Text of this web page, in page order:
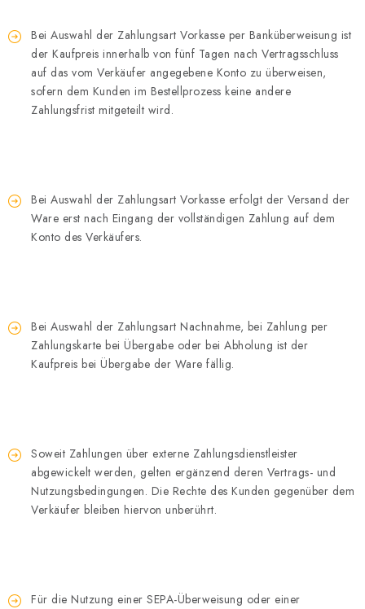
Bei Auswahl der Zahlungsart Vorkasse per Banküberweisung ist
der Kaufpreis innerhalb von fünf Tagen nach Vertragsschluss
auf das vom Verkäufer angegebene Konto zu überweisen,
sofern dem Kunden im Bestellprozess keine andere
Zahlungsfrist mitgeteilt wird.
Bei Auswahl der Zahlungsart Vorkasse erfolgt der Versand der
Ware erst nach Eingang der vollständigen Zahlung auf dem
Konto des Verkäufers.
Bei Auswahl der Zahlungsart Nachnahme, bei Zahlung per
Zahlungskarte bei Übergabe oder bei Abholung ist der
Kaufpreis bei Übergabe der Ware fällig.
Soweit Zahlungen über externe Zahlungsdienstleister
abgewickelt werden, gelten ergänzend deren Vertrags- und
Nutzungsbedingungen. Die Rechte des Kunden gegenüber dem
Verkäufer bleiben hiervon unberührt.
Für die Nutzung einer SEPA-Überweisung oder einer